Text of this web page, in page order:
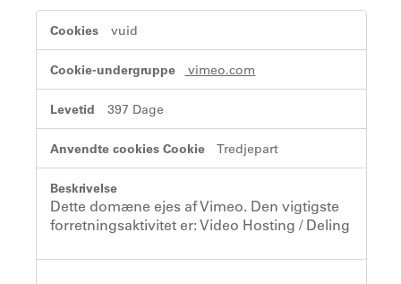
Funktionelle
cookies
vuid
vimeo.com
397 Dage
Tredjepart
Dette domæne ejes af Vimeo. Den vigtigste
forretningsaktivitet er: Video Hosting / Deling